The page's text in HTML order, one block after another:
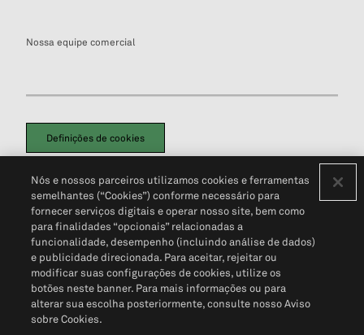
Nossa equipe comercial
Definições de cookies
Política de PrivacidadePortal de privacidade do cliente (em inglês)
Não Venda Minhas Informações Pessoais© 2026 S&P Global
Nós e nossos parceiros utilizamos cookies e ferramentas
semelhantes (“Cookies”) conforme necessário para
fornecer serviços digitais e operar nosso site, bem como
para finalidades “opcionais” relacionadas a
funcionalidade, desempenho (incluindo análise de dados)
e publicidade direcionada. Para aceitar, rejeitar ou
modificar suas configurações de cookies, utilize os
botões neste banner. Para mais informações ou para
alterar sua escolha posteriormente, consulte nosso Aviso
sobre Cookies.